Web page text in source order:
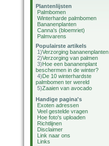
Plantenlijsten
Palmbomen
Winterharde palmbomen
Bananenplanten
Canna's (bloemriet)
Palmvarens
Populairste artikels
1)Verzorging bananenplanten
2)Verzorging van palmen
3)Hoe een bananenplant
beschermen in de winter?
4)De 10 winterhardste
palmbomen ter wereld
5)Zaaien van avocado
Handige pagina's
Exoten adressen
Veel gestelde vragen
Hoe foto's uploaden
Richtlijnen
Disclaimer
Link naar ons
Links